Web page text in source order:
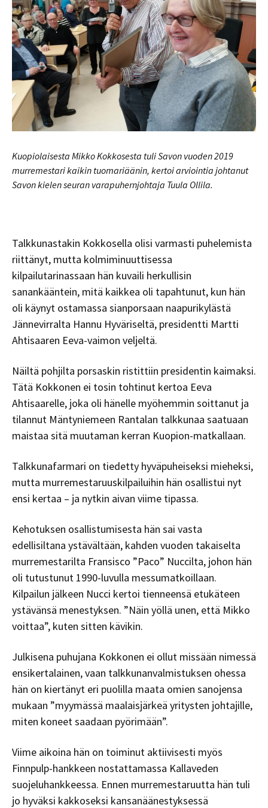
Kuopiolaisesta Mikko Kokkosesta tuli Savon vuoden 2019
murremestari kaikin tuomariäänin, kertoi arviointia johtanut
Savon kielen seuran varapuhernjohtaja Tuula Ollila.
Talkkunastakin Kokkosella olisi varmasti puhelemista
riittänyt, mutta kolmiminuuttisessa
kilpailutarinassaan hän kuvaili herkullisin
sanankääntein, mitä kaikkea oli tapahtunut, kun hän
oli käynyt ostamassa sianporsaan naapurikylästä
Jännevirralta Hannu Hyväriseltä, presidentti Martti
Ahtisaaren Eeva-vaimon veljeltä.
Näiltä pohjilta porsaskin ristittiin presidentin kaimaksi.
Tätä Kokkonen ei tosin tohtinut kertoa Eeva
Ahtisaarelle, joka oli hänelle myöhemmin soittanut ja
tilannut Mäntyniemeen Rantalan talkkunaa saatuaan
maistaa sitä muutaman kerran Kuopion-matkallaan.
Talkkunafarmari on tiedetty hyväpuheiseksi mieheksi,
mutta murremestaruuskilpailuihin hän osallistui nyt
ensi kertaa – ja nytkin aivan viime tipassa.
Kehotuksen osallistumisesta hän sai vasta
edellisiltana ystävältään, kahden vuoden takaiselta
murremestarilta Fransisco ”Paco” Nuccilta, johon hän
oli tutustunut 1990-luvulla messumatkoillaan.
Kilpailun jälkeen Nucci kertoi tienneensä etukäteen
ystävänsä menestyksen. ”Näin yöllä unen, että Mikko
voittaa”, kuten sitten kävikin.
Julkisena puhujana Kokkonen ei ollut missään nimessä
ensikertalainen, vaan talkkunanvalmistuksen ohessa
hän on kiertänyt eri puolilla maata omien sanojensa
mukaan ”myymässä maalaisjärkeä yritysten johtajille,
miten koneet saadaan pyörimään”.
Viime aikoina hän on toiminut aktiivisesti myös
Finnpulp-hankkeen nostattamassa Kallaveden
suojeluhankkeessa. Ennen murremestaruutta hän tuli
jo hyväksi kakkoseksi kansanäänestyksessä